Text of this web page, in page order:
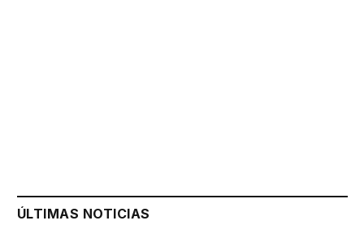
ÚLTIMAS NOTICIAS